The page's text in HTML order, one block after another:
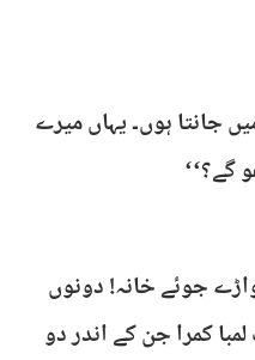
جانتا ہوں۔ یہاں میرے
گے؟‘‘
جوئے خانہ! دونوں
کمرا جن کے اندر دو